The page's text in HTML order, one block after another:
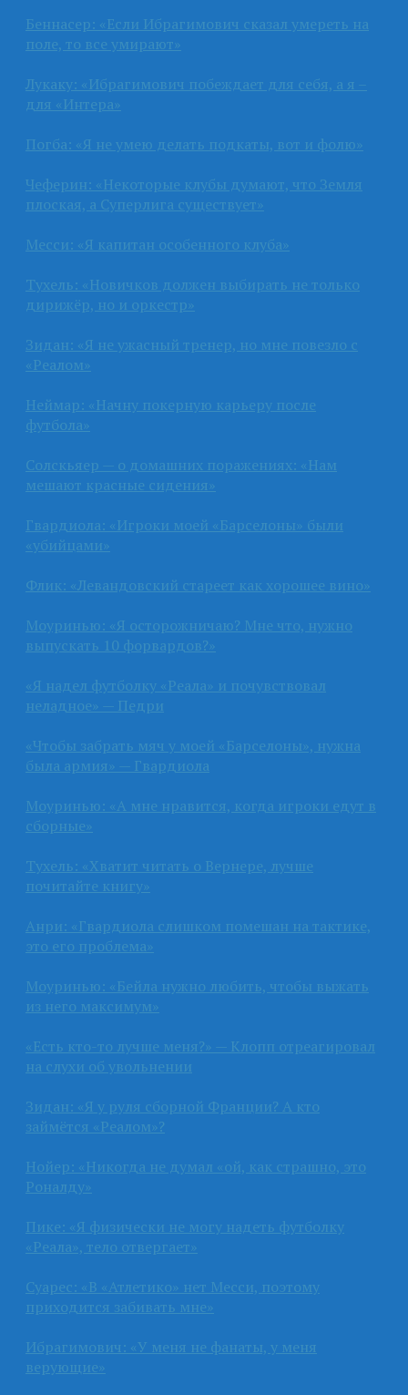
Беннасер: «Если Ибрагимович сказал умереть на
поле, то все умирают»
Лукаку: «Ибрагимович побеждает для себя, а я –
для «Интера»
Погба: «Я не умею делать подкаты, вот и фолю»
Чеферин: «Некоторые клубы думают, что Земля
плоская, а Суперлига существует»
Месси: «Я капитан особенного клуба»
Тухель: «Новичков должен выбирать не только
дирижёр, но и оркестр»
Зидан: «Я не ужасный тренер, но мне повезло с
«Реалом»
Неймар: «Начну покерную карьеру после
футбола»
Солскьяер — о домашних поражениях: «Нам
мешают красные сидения»
Гвардиола: «Игроки моей «Барселоны» были
«убийцами»
Флик: «Левандовский стареет как хорошее вино»
Моуринью: «Я осторожничаю? Мне что, нужно
выпускать 10 форвардов?»
«Я надел футболку «Реала» и почувствовал
неладное» — Педри
«Чтобы забрать мяч у моей «Барселоны», нужна
была армия» — Гвардиола
Моуринью: «А мне нравится, когда игроки едут в
сборные»
Тухель: «Хватит читать о Вернере, лучше
почитайте книгу»
Анри: «Гвардиола слишком помешан на тактике,
это его проблема»
Моуринью: «Бейла нужно любить, чтобы выжать
из него максимум»
«Есть кто-то лучше меня?» — Клопп отреагировал
на слухи об увольнении
Зидан: «Я у руля сборной Франции? А кто
займётся «Реалом»?
Нойер: «Никогда не думал «ой, как страшно, это
Роналду»
Пике: «Я физически не могу надеть футболку
«Реала», тело отвергает»
Суарес: «В «Атлетико» нет Месси, поэтому
приходится забивать мне»
Ибрагимович: «У меня не фанаты, у меня
верующие»